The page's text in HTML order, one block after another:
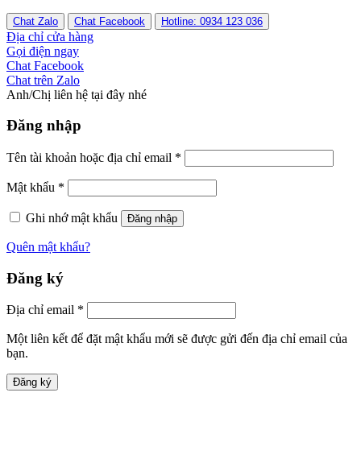
Chat Zalo Chat Facebook Hotline: 0934 123 036
Địa chỉ cửa hàng
Gọi điện ngay
Chat Facebook
Chat trên Zalo
Anh/Chị liên hệ tại đây nhé
Đăng nhập
Tên tài khoản hoặc địa chỉ email *
Mật khẩu *
Ghi nhớ mật khẩu Đăng nhập
Quên mật khẩu?
Đăng ký
Địa chỉ email *
Một liên kết để đặt mật khẩu mới sẽ được gửi đến địa chỉ email của
bạn.
Đăng ký